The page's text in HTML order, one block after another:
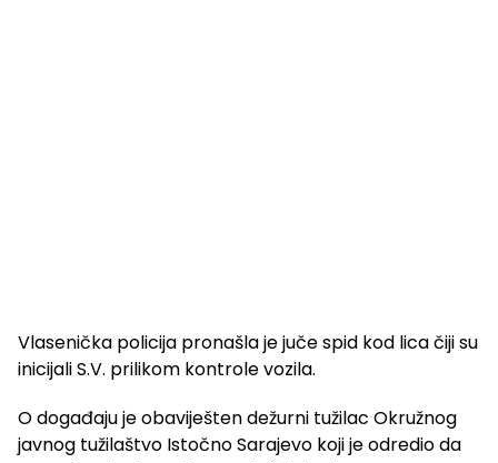
Vlasenička policija pronašla je juče spid kod lica čiji su
inicijali S.V. prilikom kontrole vozila.
O događaju je obaviješten dežurni tužilac Okružnog
javnog tužilaštvo Istočno Sarajevo koji je odredio da